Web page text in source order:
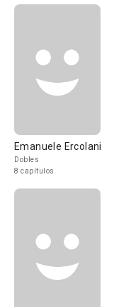
Emanuele Ercolani
Dobles
8 capítulos